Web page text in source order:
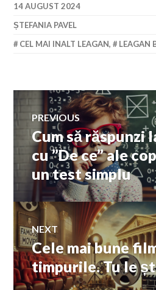
14 AUGUST 2024
ȘTEFANIA PAVEL
CEL MAI INALT LEAGAN, LEAGAN
Navigare
în
articole
PREVIOUS
Previous
post:
Cum să răspunzi
cu ”De ce” ale
un test simplu
NEXT
Next
post:
Cele mai bune
timpurile. Tu le